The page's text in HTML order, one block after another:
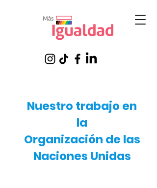
Nuestro trabajo en
la
Organización de las
Naciones Unidas